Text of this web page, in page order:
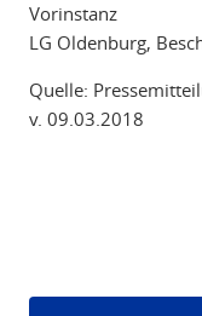
Vorinstanz
LG Oldenburg,
Quelle:
v. 09.03.2018